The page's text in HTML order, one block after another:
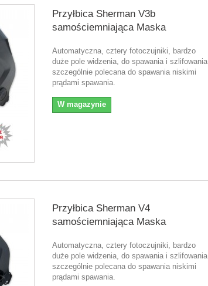
Przyłbica Sherman V3b
samościemniająca Maska
Automatyczna, cztery fotoczujniki, bardzo
duże pole widzenia, do spawania i szlifowania,
szczególnie polecana do spawania niskimi
prądami spawania.
W magazynie
Przyłbica Sherman V4
samościemniająca Maska
Automatyczna, cztery fotoczujniki, bardzo
duże pole widzenia, do spawania i szlifowania,
szczególnie polecana do spawania niskimi
prądami spawania.